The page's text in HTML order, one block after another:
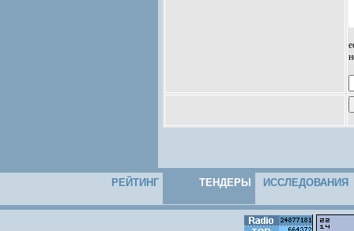
РЕЙТИНГ ТЕНДЕРЫ ИССЛЕДОВАНИЯ